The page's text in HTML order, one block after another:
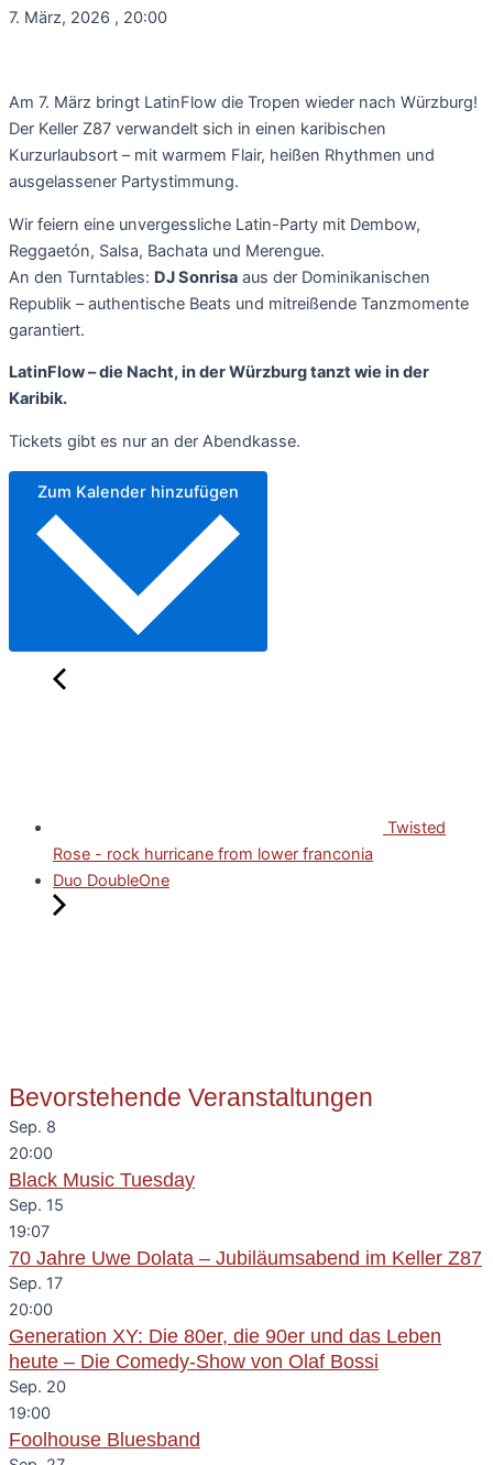
7. März, 2026 , 20:00
Am 7. März bringt LatinFlow die Tropen wieder nach Würzburg!
Der Keller Z87 verwandelt sich in einen karibischen
Kurzurlaubsort – mit warmem Flair, heißen Rhythmen und
ausgelassener Partystimmung.
Wir feiern eine unvergessliche Latin-Party mit Dembow,
Reggaetón, Salsa, Bachata und Merengue.
An den Turntables: DJ Sonrisa aus der Dominikanischen
Republik – authentische Beats und mitreißende Tanzmomente
garantiert.
LatinFlow – die Nacht, in der Würzburg tanzt wie in der
Karibik.
Tickets gibt es nur an der Abendkasse.
Twisted
Rose - rock hurricane from lower franconia
Duo DoubleOne
Bevorstehende Veranstaltungen
Sep. 8
20:00
Black Music Tuesday
Sep. 15
19:07
70 Jahre Uwe Dolata – Jubiläumsabend im Keller Z87
Sep. 17
20:00
Generation XY: Die 80er, die 90er und das Leben
heute – Die Comedy-Show von Olaf Bossi
Sep. 20
19:00
Foolhouse Bluesband